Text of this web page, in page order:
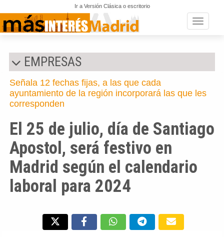
Ir a Versión Clásica o escritorio
Toggle
EMPRESAS
Señala 12 fechas fijas, a las que cada
ayuntamiento de la región incorporará las que les
corresponden
El 25 de julio, día de Santiago
Apostol, será festivo en
Madrid según el calendario
laboral para 2024